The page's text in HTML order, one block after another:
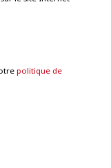
politique de